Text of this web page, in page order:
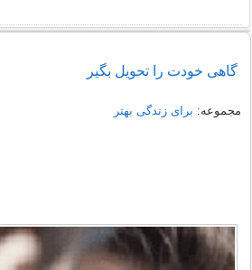
گاهی خودت را تحویل بگیر
مجموعه: برای زندگی بهتر